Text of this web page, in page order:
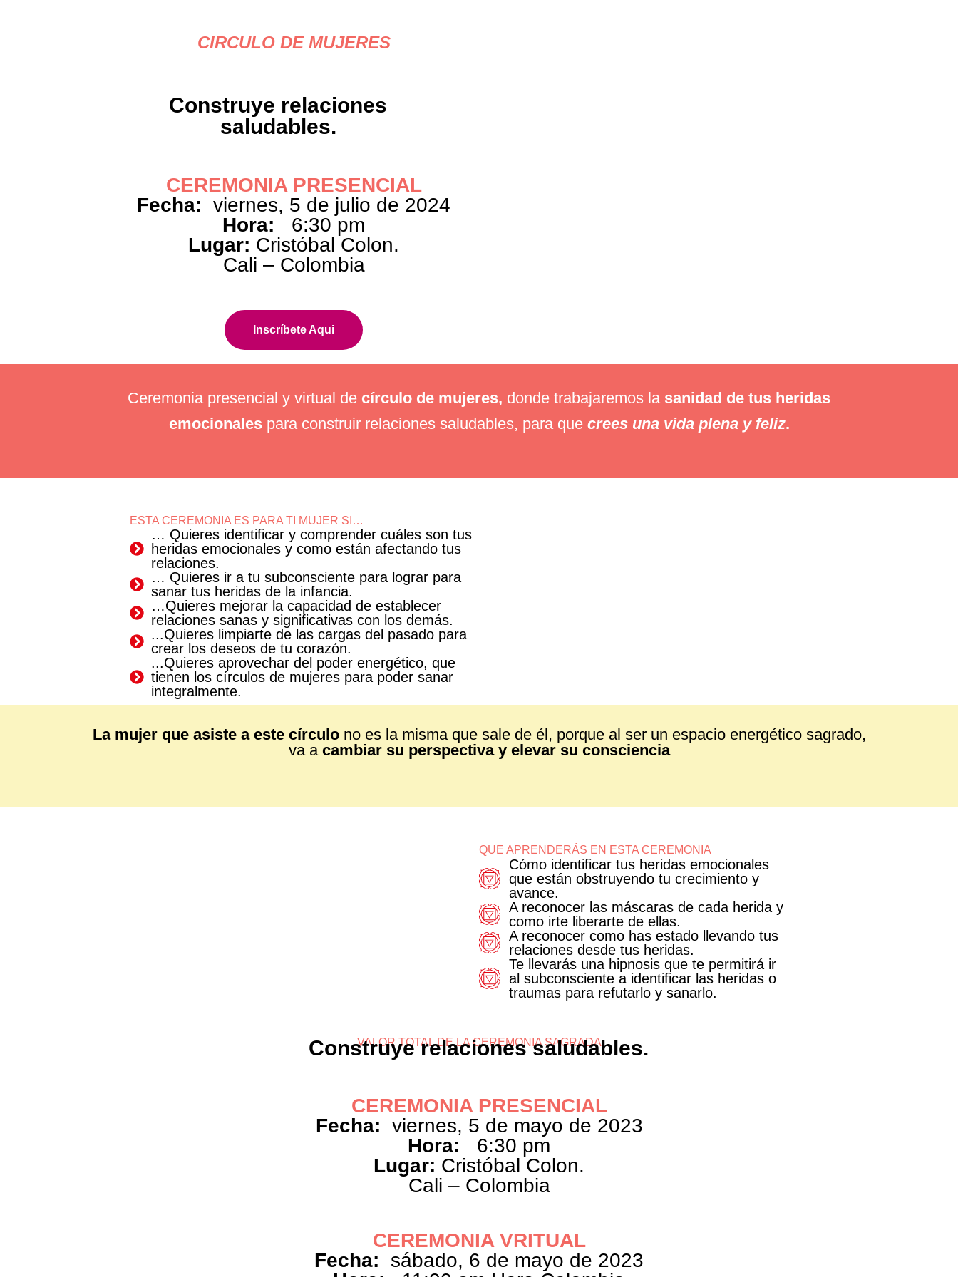
CIRCULO DE MUJERES
Construye relaciones
saludables.
CEREMONIA PRESENCIAL
Fecha: viernes, 5 de julio de 2024
Hora: 6:30 pm
Lugar: Cristóbal Colon.
Cali – Colombia
Inscríbete Aqui
Ceremonia presencial y virtual de círculo de mujeres, donde trabajaremos la sanidad de tus heridas
emocionalespara construir relaciones saludables, para que crees una vida plena y feliz.
ESTA CEREMONIA ES PARA TI MUJER SI…
… Quieres identificar y comprender cuáles son tus
heridas emocionales y como están afectando tus
relaciones.
… Quieres ir a tu subconsciente para lograr para
sanar tus heridas de la infancia.
…Quieres mejorar la capacidad de establecer
relaciones sanas y significativas con los demás.
...Quieres limpiarte de las cargas del pasado para
crear los deseos de tu corazón.
...Quieres aprovechar del poder energético, que
tienen los círculos de mujeres para poder sanar
integralmente.
La mujer que asiste a este círculono es la misma que sale de él, porque al ser un espacio energético sagrado,
va a cambiar su perspectiva y elevar su consciencia
QUE APRENDERÁS EN ESTA CEREMONIA
Cómo identificar tus heridas emocionales
que están obstruyendo tu crecimiento y
avance.
A reconocer las máscaras de cada herida y
como irte liberarte de ellas.
A reconocer como has estado llevando tus
relaciones desde tus heridas.
Te llevarás una hipnosis que te permitirá ir
al subconsciente a identificar las heridas o
traumas para refutarlo y sanarlo.
VALOR TOTAL DE LA CEREMONIA SAGRADA
Construye relaciones saludables.
CEREMONIA PRESENCIAL
Fecha: viernes, 5 de mayo de 2023
Hora: 6:30 pm
Lugar: Cristóbal Colon.
Cali – Colombia
CEREMONIA VRITUAL
Fecha:
sábado, 6 de mayo de 2023